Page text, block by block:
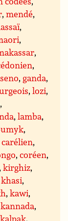
,mendé,
,
,
,
,
, ganda,
,lozi,
,
,lamba,
,
carélien,
,coréen,
,kirghiz,
khasi,
,kawi,
kannada,
,